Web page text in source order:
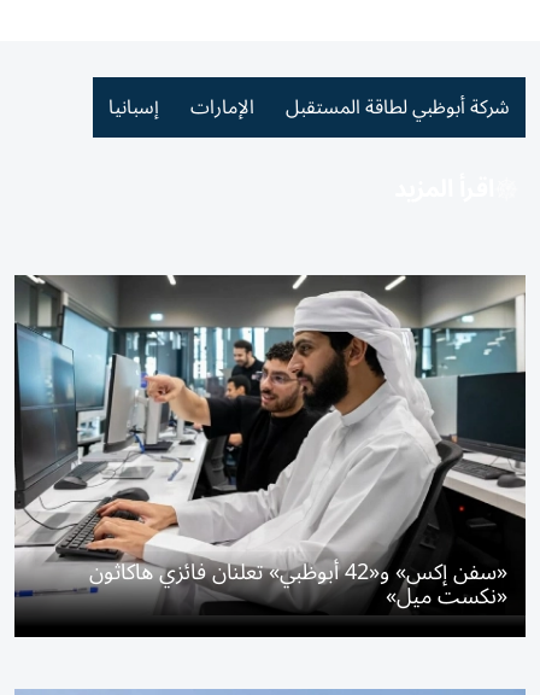
شركة أبوظبي لطاقة المستقبل الإمارات إسبانيا
«سفن إكس» و«42 أبوظبي» تعلنان فائزي هاكاثون
«نكست ميل»